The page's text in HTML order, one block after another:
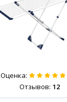
Оценка:
Отзывов: 12